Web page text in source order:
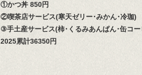
①かつ丼 850円
②喫茶店サービス(寒天ゼリー･みかん･冷珈)
③手土産サービス(柿･くるみあんぱん･缶コ
2025累計36350円